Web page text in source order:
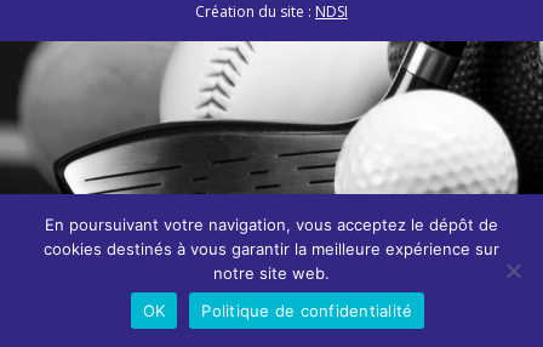
Création du site : NDSI
En poursuivant votre navigation, vous acceptez le dépôt de
cookies destinés à vous garantir la meilleure expérience sur
notre site web.
OK
Politique de confidentialité